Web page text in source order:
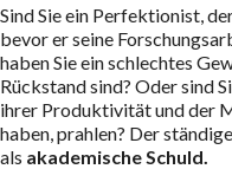
Sind Sie ein Perfektionist,
bevor er seine
haben Sie ein schlechtes
Rückstand sind? Oder sind
ihrer Produktivität und der
haben, prahlen? Der
als akademische Schuld.